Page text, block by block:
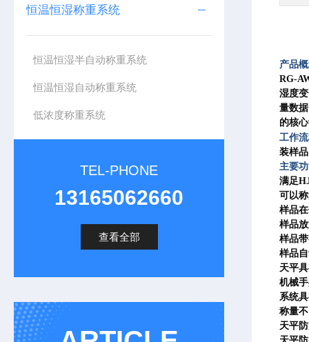
恒温恒湿称重系统
恒温恒湿半自动称重系统
恒温恒湿自动称重系统
低浓度称重系统
TEL-PHONE
13165062660
查看全部
产品
RG-
湿度
量数
的核
工作
装样
主要
满足
可以
样品
样品
样品
样品
天平
机械
系统
称量
天平